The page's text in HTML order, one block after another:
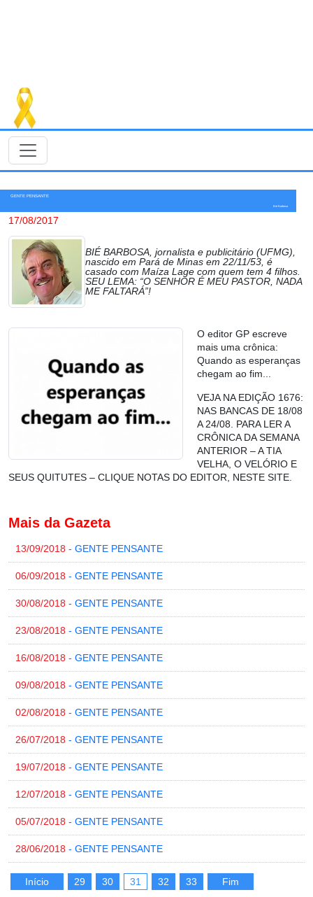
GENTE PENSANTE
Bié Barbosa
17/08/2017
BIÉ BARBOSA, jornalista e publicitário (UFMG),
nascido em Pará de Minas em 22/11/53, é
casado com Maíza Lage com quem tem 4 filhos.
SEU LEMA: “O SENHOR É MEU PASTOR, NADA
ME FALTARÁ”!
O editor GP escreve
mais uma crônica:
Quando as esperanças
chegam ao fim...
VEJA NA EDIÇÃO 1676:
NAS BANCAS DE 18/08
A 24/08. PARA LER A
CRÔNICA DA SEMANA
ANTERIOR – A TIA
VELHA, O VELÓRIO E
SEUS QUITUTES – CLIQUE NOTAS DO EDITOR, NESTE SITE.
Mais da Gazeta
13/09/2018 - GENTE PENSANTE
06/09/2018 - GENTE PENSANTE
30/08/2018 - GENTE PENSANTE
23/08/2018 - GENTE PENSANTE
16/08/2018 - GENTE PENSANTE
09/08/2018 - GENTE PENSANTE
02/08/2018 - GENTE PENSANTE
26/07/2018 - GENTE PENSANTE
19/07/2018 - GENTE PENSANTE
12/07/2018 - GENTE PENSANTE
05/07/2018 - GENTE PENSANTE
28/06/2018 - GENTE PENSANTE
Início 29 30 31 32 33 Fim